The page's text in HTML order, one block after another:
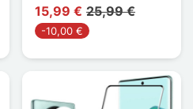
15,99 € 25,99 €
-10,00 €